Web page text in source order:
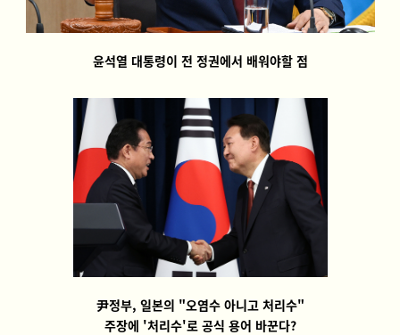
윤석열 대통령이 전 정권에서 배워야할 점
尹정부, 일본의 "오염수 아니고 처리수"
주장에 '처리수'로 공식 용어 바꾼다?